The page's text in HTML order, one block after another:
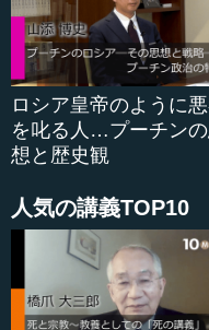
●３分の２を確保し
では、選挙の結果をど
か。まず前提として、衆
指名することができ、そ
で、アメリカの下院も同
運営の必要条件であっ
を握ることができても
にするためには、参議
ロシア皇帝のように
を叱る人…プーチン
想と歴史観
人気の講義TOP10